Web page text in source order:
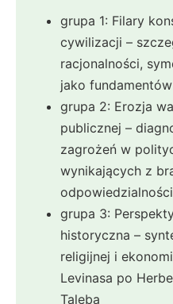
grupa 1: Filary
cywilizacji –
racjonalności,
jako
grupa 2: Erozja
publicznej –
zagrożeń w
wynikających z
grupa 3:
historyczna –
religijnej i
Levinasa po
Taleba